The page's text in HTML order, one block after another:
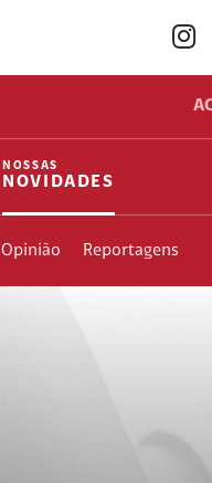
NOSSAS
NOVIDADES
Opinião Reportagens